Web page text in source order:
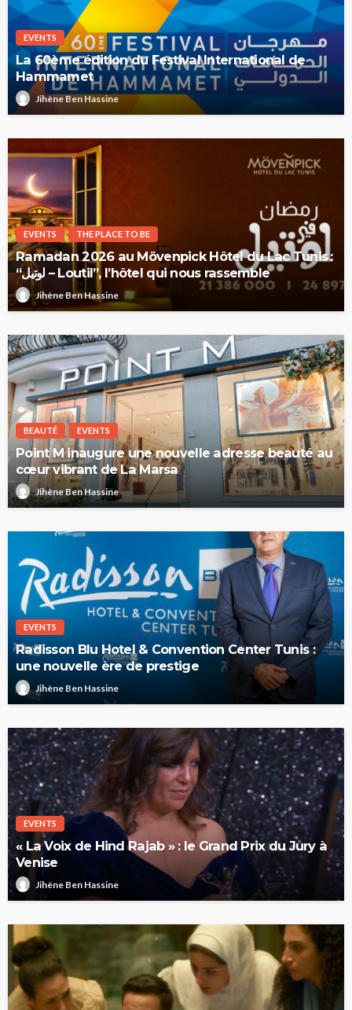
EVENTS
La 60ème édition du Festival International de
Hammamet
Jihène Ben Hassine
EVENTS THE PLACE TO BE
Ramadan 2026 au Mövenpick Hôtel du Lac Tunis :
“لوتيل – Loutil”, l’hôtel qui nous rassemble
Jihène Ben Hassine
BEAUTÉ EVENTS
Point M inaugure une nouvelle adresse beauté au
cœur vibrant de La Marsa
Jihène Ben Hassine
EVENTS
Radisson Blu Hotel & Convention Center Tunis :
une nouvelle ère de prestige
Jihène Ben Hassine
EVENTS
« La Voix de Hind Rajab » : le Grand Prix du Jury à
Venise
Jihène Ben Hassine